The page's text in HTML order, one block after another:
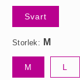
Svart
Storlek:
M L